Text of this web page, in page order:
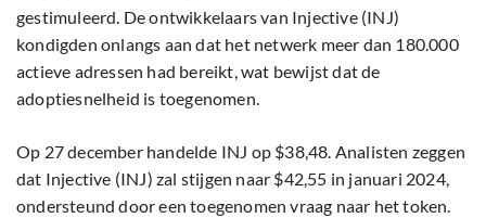
gestimuleerd. De ontwikkelaars van Injective (INJ)
kondigden onlangs aan dat het netwerk meer dan 180.000
actieve adressen had bereikt, wat bewijst dat de
adoptiesnelheid is toegenomen.
Op 27 december handelde INJ op $38,48. Analisten zeggen
dat Injective (INJ) zal stijgen naar $42,55 in januari 2024,
ondersteund door een toegenomen vraag naar het token.